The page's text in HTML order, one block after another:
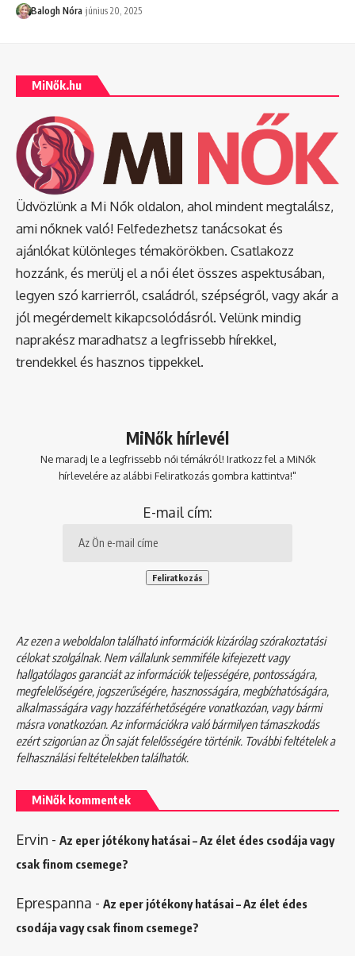
Balogh Nóra június 20, 2025
MiNők.hu
Üdvözlünk a Mi Nők oldalon, ahol mindent megtalálsz,
ami nőknek való! Felfedezhetsz tanácsokat és
ajánlókat különleges témakörökben. Csatlakozz
hozzánk, és merülj el a női élet összes aspektusában,
legyen szó karrierről, családról, szépségről, vagy akár a
jól megérdemelt kikapcsolódásról. Velünk mindig
naprakész maradhatsz a legfrissebb hírekkel,
trendekkel és hasznos tippekkel.
MiNők hírlevél
Ne maradj le a legfrissebb női témákról! Iratkozz fel a MiNők
hírlevelére az alábbi Feliratkozás gombra kattintva!"
E-mail cím:
Az ezen a weboldalon található információk kizárólag szórakoztatási
célokat szolgálnak. Nem vállalunk semmiféle kifejezett vagy
hallgatólagos garanciát az információk teljességére, pontosságára,
megfelelőségére, jogszerűségére, hasznosságára, megbízhatóságára,
alkalmasságára vagy hozzáférhetőségére vonatkozóan, vagy bármi
másra vonatkozóan. Az információkra való bármilyen támaszkodás
ezért szigorúan az Ön saját felelősségére történik. További feltételek a
felhasználási feltételekbentalálhatók.
MiNők kommentek
Ervin - Az eper jótékony hatásai – Az élet édes csodája vagy
csak finom csemege?
Eprespanna - Az eper jótékony hatásai – Az élet édes
csodája vagy csak finom csemege?